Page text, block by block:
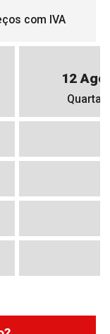
com IVA
12 Ago
Quarta